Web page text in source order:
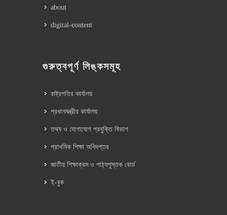
about
digital-content
গুরুত্বপূর্ণ লিঙ্কসমূহ
রাষ্ট্রপতির কার্যালয়
প্রধানমন্ত্রীর কার্যালয়
তথ্য ও যোগাযোগ প্রযুক্তি বিভাগ
প্রাথমিক শিক্ষা অধিদপ্তর
জাতীয় শিক্ষাক্রম ও পাঠ্যপুস্তক বোর্ড
ই-বুক